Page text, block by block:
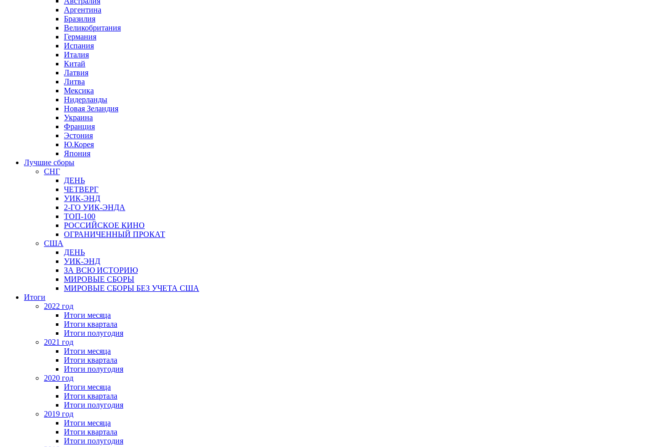
Аргентина
Бразилия
Великобритания
Германия
Испания
Италия
Китай
Латвия
Литва
Мексика
Нидерланды
Новая Зеландия
Украина
Франция
Эстония
Ю.Корея
Япония
Лучшие сборы
СНГ
ДЕНЬ
ЧЕТВЕРГ
УИК-ЭНД
2-ГО УИК-ЭНДА
ТОП-100
РОССИЙСКОЕ КИНО
ОГРАНИЧЕННЫЙ ПРОКАТ
США
ДЕНЬ
УИК-ЭНД
ЗА ВСЮ ИСТОРИЮ
МИРОВЫЕ СБОРЫ
МИРОВЫЕ СБОРЫ БЕЗ УЧЕТА США
Итоги
2022 год
Итоги месяца
Итоги квартала
Итоги полугодия
2021 год
Итоги месяца
Итоги квартала
Итоги полугодия
2020 год
Итоги месяца
Итоги квартала
Итоги полугодия
2019 год
Итоги месяца
Итоги квартала
Итоги полугодия